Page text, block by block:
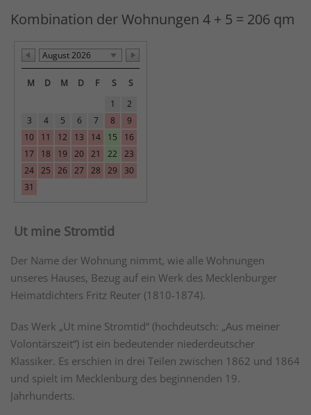
Kombination der Wohnungen 4 + 5 = 206 qm
August 2026
M D M D F S
S
1
2
3
4 5 6 7 8
9
10
11 12 13 14 15
16
17
18 19 20 21 22
23
24 25 26 27 28 29
30
31
Ut mine Stromtid
Der Name der Wohnung nimmt, wie alle Wohnungen
unseres Hauses, Bezug auf ein Werk des Mecklenburger
Heimatdichters Fritz Reuter (1810-1874).
Das Werk „Ut mine Stromtid“ (hochdeutsch: „Aus meiner
Volontärszeit“) ist ein bedeutender niederdeutscher
Klassiker. Es erschien in drei Teilen zwischen 1862 und 1864
und spielt im Mecklenburg des beginnenden 19.
Jahrhunderts.